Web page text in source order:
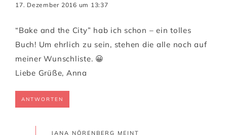
17. Dezember 2016 um 13:37
“Bake and the City” hab ich schon – ein tolles
Buch! Um ehrlich zu sein, stehen die alle noch auf
meiner Wunschliste. 😀
Liebe Grüße, Anna
ANTWORTEN
JANA NÖRENBERG MEINT